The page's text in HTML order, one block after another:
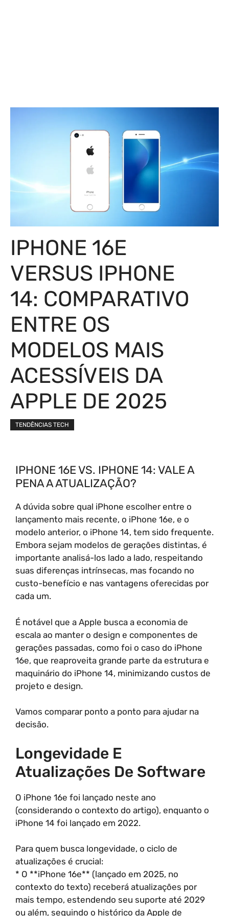
IPHONE 16E
VERSUS IPHONE
14: COMPARATIVO
ENTRE OS
MODELOS MAIS
ACESSÍVEIS DA
APPLE DE 2025
TENDÊNCIAS TECH
IPHONE 16E VS. IPHONE 14: VALE A
PENA A ATUALIZAÇÃO?
A dúvida sobre qual iPhone escolher entre o
lançamento mais recente, o iPhone 16e, e o
modelo anterior, o iPhone 14, tem sido frequente.
Embora sejam modelos de gerações distintas, é
importante analisá-los lado a lado, respeitando
suas diferenças intrínsecas, mas focando no
custo-benefício e nas vantagens oferecidas por
cada um.
É notável que a Apple busca a economia de
escala ao manter o design e componentes de
gerações passadas, como foi o caso do iPhone
16e, que reaproveita grande parte da estrutura e
maquinário do iPhone 14, minimizando custos de
projeto e design.
Vamos comparar ponto a ponto para ajudar na
decisão.
Longevidade E
Atualizações De Software
O iPhone 16e foi lançado neste ano
(considerando o contexto do artigo), enquanto o
iPhone 14 foi lançado em 2022.
Para quem busca longevidade, o ciclo de
atualizações é crucial:
* O **iPhone 16e** (lançado em 2025, no
contexto do texto) receberá atualizações por
mais tempo, estendendo seu suporte até 2029
ou além, seguindo o histórico da Apple de